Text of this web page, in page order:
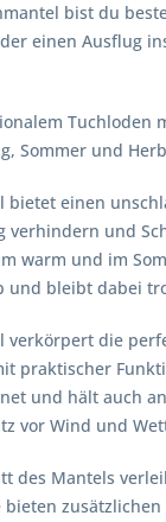
bist du
einen Ausflug
Sommer und
bietet einen
verhindern und
warm und im
und bleibt dabei
verkörpert die
praktischer
und hält auch
vor Wind und
des Mantels
bieten